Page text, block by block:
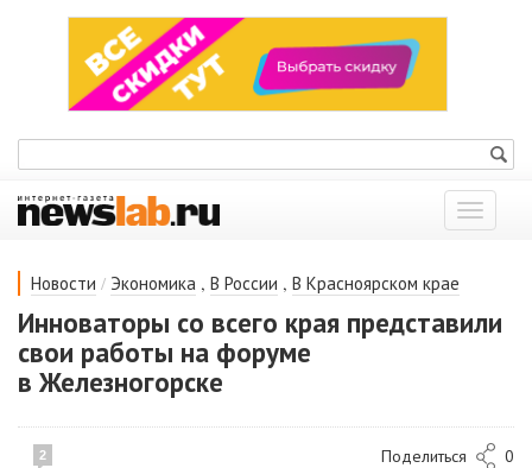
Показать
меню
Новости / Экономика , В России , В Красноярском крае
Инноваторы со всего края представили
свои работы на форуме
в Железногорске
2 Поделиться 0